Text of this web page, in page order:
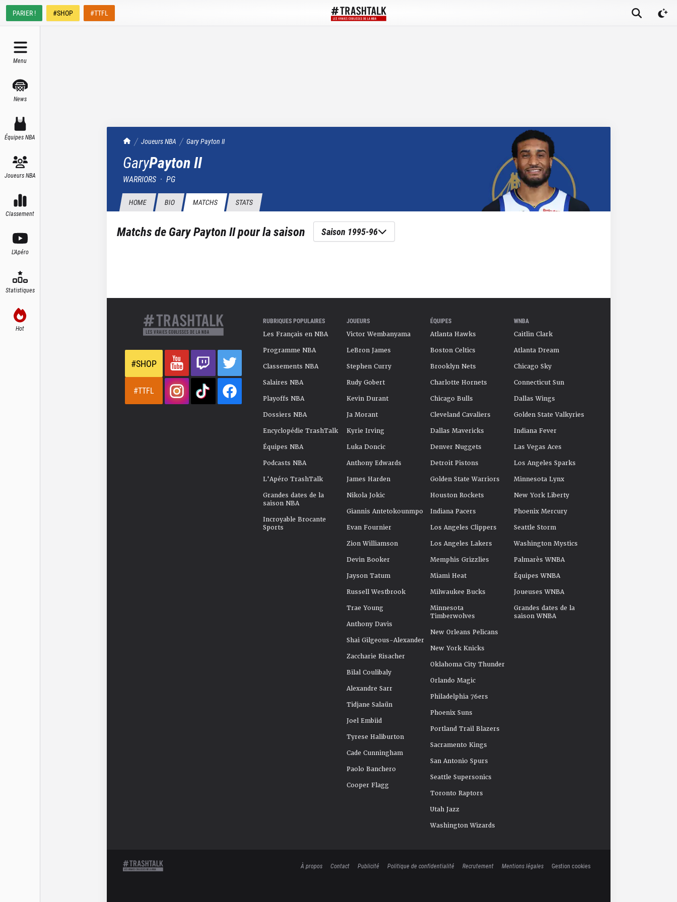
PARIER ! #SHOP #TTFL
Menu
News
Équipes NBA
Joueurs NBA
Classement
L'Apéro
Statistiques
Hot
TrashTalk Actu NBA
Joueurs NBA GaryPayton II
GaryPayton II
WARRIORS · PG
HOME BIO MATCHS STATS
Matchs deGary Payton IIpour la saison Saison 1995-96
#SHOP
#TTFL
RUBRIQUES POPULAIRES
Les Français en NBA
Programme NBA
Classements NBA
Salaires NBA
Playoffs NBA
Dossiers NBA
Encyclopédie TrashTalk
Équipes NBA
Podcasts NBA
L'Apéro TrashTalk
Grandes dates de la
saison NBA
Incroyable Brocante
Sports
JOUEURS
Victor Wembanyama
LeBron James
Stephen Curry
Rudy Gobert
Kevin Durant
Ja Morant
Kyrie Irving
Luka Doncic
Anthony Edwards
James Harden
Nikola Jokic
Giannis Antetokounmpo
Evan Fournier
Zion Williamson
Devin Booker
Jayson Tatum
Russell Westbrook
Trae Young
Anthony Davis
Shai Gilgeous-Alexander
Zaccharie Risacher
Bilal Coulibaly
Alexandre Sarr
Tidjane Salaün
Joel Embiid
Tyrese Haliburton
Cade Cunningham
Paolo Banchero
Cooper Flagg
ÉQUIPES
Atlanta Hawks
Boston Celtics
Brooklyn Nets
Charlotte Hornets
Chicago Bulls
Cleveland Cavaliers
Dallas Mavericks
Denver Nuggets
Detroit Pistons
Golden State Warriors
Houston Rockets
Indiana Pacers
Los Angeles Clippers
Los Angeles Lakers
Memphis Grizzlies
Miami Heat
Milwaukee Bucks
Minnesota
Timberwolves
New Orleans Pelicans
New York Knicks
Oklahoma City Thunder
Orlando Magic
Philadelphia 76ers
Phoenix Suns
Portland Trail Blazers
Sacramento Kings
San Antonio Spurs
Seattle Supersonics
Toronto Raptors
Utah Jazz
Washington Wizards
WNBA
Caitlin Clark
Atlanta Dream
Chicago Sky
Connecticut Sun
Dallas Wings
Golden State Valkyries
Indiana Fever
Las Vegas Aces
Los Angeles Sparks
Minnesota Lynx
New York Liberty
Phoenix Mercury
Seattle Storm
Washington Mystics
Palmarès WNBA
Équipes WNBA
Joueuses WNBA
Grandes dates de la
saison WNBA
À propos Contact Publicité Politique de confidentialité Recrutement Mentions légales Gestion cookies